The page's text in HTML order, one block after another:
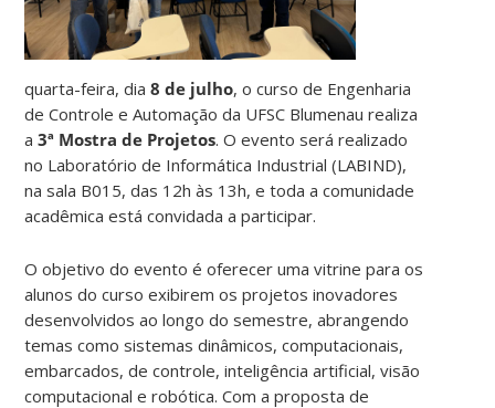
quarta-feira, dia8 de julho, o curso de Engenharia
de Controle e Automação da UFSC Blumenau realiza
a3ª Mostra de Projetos. O evento será realizado
no Laboratório de Informática Industrial (LABIND),
na sala B015, das 12h às 13h, e toda a comunidade
acadêmica está convidada a participar.
O objetivo do evento é oferecer uma vitrine para os
alunos do curso exibirem os projetos inovadores
desenvolvidos ao longo do semestre, abrangendo
temas como sistemas dinâmicos, computacionais,
embarcados, de controle, inteligência artificial, visão
computacional e robótica. Com a proposta de